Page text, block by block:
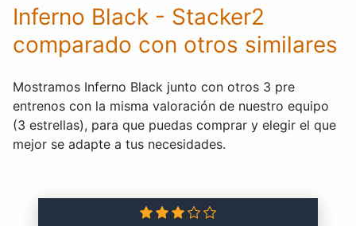
Inferno Black - Stacker2
comparado con otros similares
Mostramos Inferno Black junto con otros 3 pre
entrenos con la misma valoración de nuestro equipo
(3 estrellas), para que puedas comprar y elegir el que
mejor se adapte a tus necesidades.